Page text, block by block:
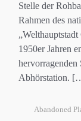
Stelle der
Rahmen des
1950er Jahren
Abhörstation.
Abandoned